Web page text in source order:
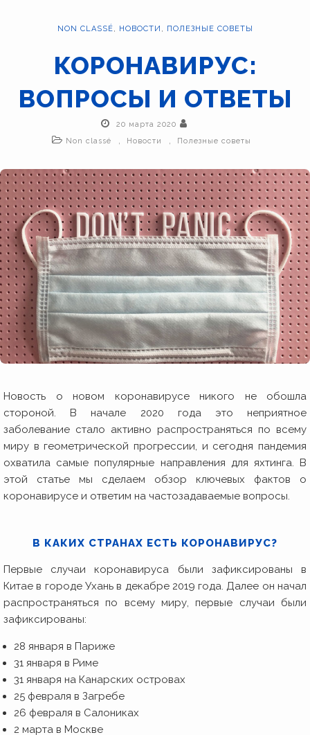
NON CLASSÉ, НОВОСТИ , ПОЛЕЗНЫЕ СОВЕТЫ
КОРОНАВИРУС:
ВОПРОСЫ И ОТВЕТЫ
20 марта 2020
Non classé
Новости Полезные советы
Новость о новом коронавирусе никого не обошла
стороной. В начале 2020 года это неприятное
заболевание стало активно распространяться по всему
миру в геометрической прогрессии, и сегодня пандемия
охватила самые популярные направления для яхтинга. В
этой статье мы сделаем обзор ключевых фактов о
коронавирусе и ответим на частозадаваемые вопросы.
В КАКИХ СТРАНАХ ЕСТЬ КОРОНАВИРУС?
Первые случаи коронавируса были зафиксированы в
Китае в городе Ухань в декабре 2019 года. Далее он начал
распространяться по всему миру, первые случаи были
зафиксированы:
28 января в Париже
31 января в Риме
31 января на Канарских островах
25 февраля в Загребе
26 февраля в Салониках
2 марта в Москве